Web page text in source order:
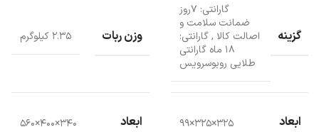
باتری قدرتمند جارو رباتیک Airbot L50 Master
گزینه
گارانتی: ۷روز
ضمانت سلامت و
اصالت کالا ,گارانتی:
۱۸ ماه گارانتی
طلایی روبوسرویس
وزن ربات ۲.۳۵ کیلوگرم
ابعاد
۳۲۵×۳۲۵×۹۹
ابعاد
۳۴۰×۴۰۰×۵۶۰